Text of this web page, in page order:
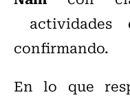
confirmando.
En lo que